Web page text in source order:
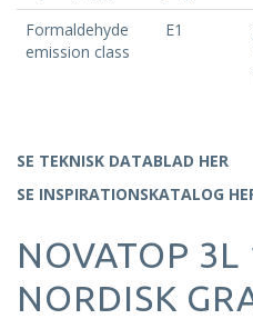
Formaldehyde
emission class
E1
SE TEKNISK DATABLAD HER
SE INSPIRATIONSKATALOG
NOVATOP 3L
NORDISK